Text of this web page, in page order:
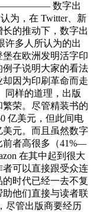
数字出
为，在 Twitter、新
的推动下，数字出
许多人所认为的出
在欧洲发明活字印
子说明大家的看法
因为印刷革命而走
同样的道理，出版
荣。尽管精装书的
亿美元，但此间电
美元。而且虽然数字
前者高很多（41%—
在其中起到很大
可以直接跟受众连
时代已经一去不复
他们直接与读者联
尽管出版商要经历